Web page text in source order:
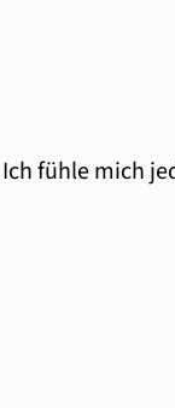
fühle mich